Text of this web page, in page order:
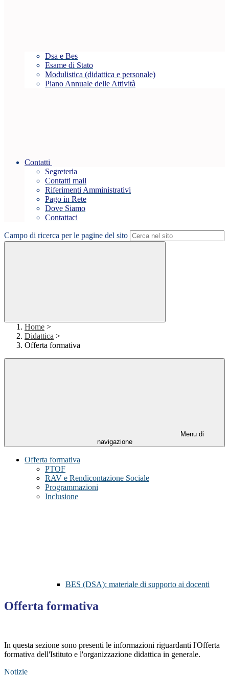
Dsa e Bes
Esame di Stato
Modulistica (didattica e personale)
Piano Annuale delle Attività
Contatti
Segreteria
Contatti mail
Riferimenti Amministrativi
Pago in Rete
Dove Siamo
Contattaci
Campo di ricerca per le pagine del sito
Home >
Didattica >
Offerta formativa
Menu di
navigazione
Offerta formativa
PTOF
RAV e Rendicontazione Sociale
Programmazioni
Inclusione
BES (DSA): materiale di supporto ai docenti
Offerta formativa
In questa sezione sono presenti le informazioni riguardanti l'Offerta
formativa dell'Istituto e l'organizzazione didattica in generale.
Notizie